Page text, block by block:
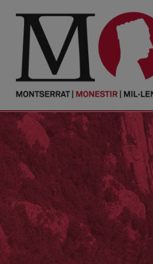
PORTADA
Monestir
Cultura
Actualitat
Fundació
Visita'ns
Ofrenes
Reserves